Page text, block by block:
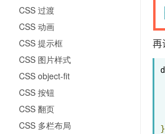
CSS 过渡
CSS 动画
CSS 提示框
CSS 图片样式
CSS object-fit
CSS 按钮
CSS 翻页
CSS 多栏布局
再
}